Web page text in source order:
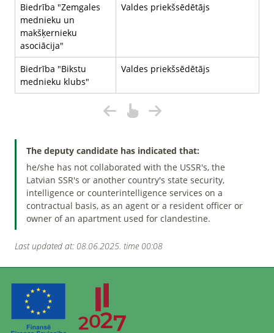
Biedrība "Zemgales
mednieku un
makšķernieku
asociācija"
Valdes priekšsēdētājs
Biedrība "Bikstu
mednieku klubs"
Valdes priekšsēdētājs
The deputy candidate has indicated that:
he/she has not collaborated with the USSR's, the
Latvian SSR's or another country's state security,
intelligence or counterintelligence services on a
contractual basis, as an agent or a resident officer or
owner of an apartment used for clandestine.
Last updated at: 08.06.2025. time 00:08